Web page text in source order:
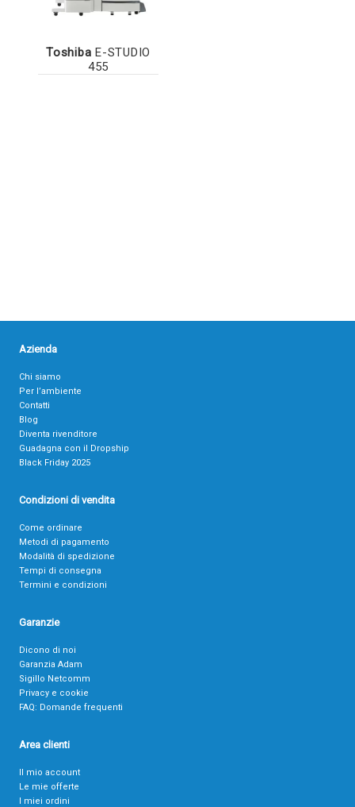
Toshiba E-STUDIO
455
Azienda
Chi siamo
Per l’ambiente
Contatti
Blog
Diventa rivenditore
Guadagna con il Dropship
Black Friday 2025
Condizioni di vendita
Come ordinare
Metodi di pagamento
Modalità di spedizione
Tempi di consegna
Termini e condizioni
Garanzie
Dicono di noi
Garanzia Adam
Sigillo Netcomm
Privacy e cookie
FAQ: Domande frequenti
Area clienti
Il mio account
Le mie offerte
I miei ordini